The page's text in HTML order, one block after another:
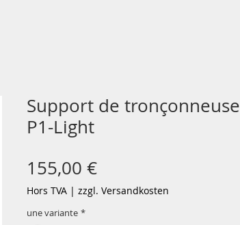
Support de tronçonneuse
P1-Light
155,00 €Prix
Hors TVA | zzgl. Versandkosten
une variante *